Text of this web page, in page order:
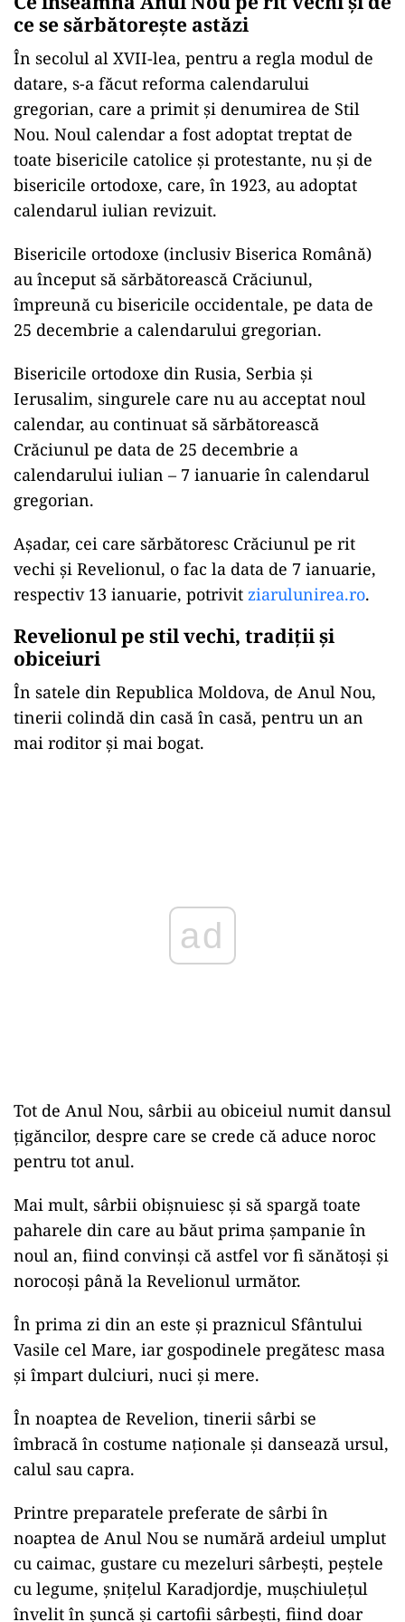
ce se sărbătorește astăzi
În secolul al XVII-lea, pentru a regla modul de
datare, s-a făcut reforma calendarului
gregorian, care a primit şi denumirea de Stil
Nou. Noul calendar a fost adoptat treptat de
toate bisericile catolice şi protestante, nu şi de
bisericile ortodoxe, care, în 1923, au adoptat
calendarul iulian revizuit.
Bisericile ortodoxe (inclusiv Biserica Română)
au început să sărbătorească Crăciunul,
împreună cu bisericile occidentale, pe data de
25 decembrie a calendarului gregorian.
Bisericile ortodoxe din Rusia, Serbia şi
Ierusalim, singurele care nu au acceptat noul
calendar, au continuat să sărbătorească
Crăciunul pe data de 25 decembrie a
calendarului iulian – 7 ianuarie în calendarul
gregorian.
Așadar, cei care sărbătoresc Crăciunul pe rit
vechi și Revelionul, o fac la data de 7 ianuarie,
respectiv 13 ianuarie, potrivit ziarulunirea.ro.
Revelionul pe stil vechi, tradiţii şi
obiceiuri
În satele din Republica Moldova, de Anul Nou,
tinerii colindă din casă în casă, pentru un an
mai roditor şi mai bogat.
ad
Tot de Anul Nou, sârbii au obiceiul numit dansul
ţigăncilor, despre care se crede că aduce noroc
pentru tot anul.
Mai mult, sârbii obişnuiesc şi să spargă toate
paharele din care au băut prima şampanie în
noul an, fiind convinşi că astfel vor fi sănătoşi şi
norocoşi până la Revelionul următor.
În prima zi din an este şi praznicul Sfântului
Vasile cel Mare, iar gospodinele pregătesc masa
şi împart dulciuri, nuci şi mere.
În noaptea de Revelion, tinerii sârbi se
îmbracă în costume naţionale şi dansează ursul,
calul sau capra.
Printre preparatele preferate de sârbi în
noaptea de Anul Nou se numără ardeiul umplut
cu caimac, gustare cu mezeluri sârbeşti, peştele
cu legume, şniţelul Karadjordje, muşchiuleţul
învelit în şuncă şi cartofii sârbeşti, fiind doar